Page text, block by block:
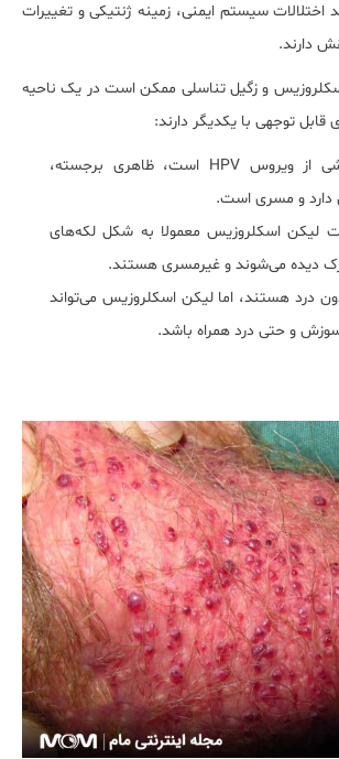
اختلالات سیستم ایمنی، زمینه ژنتیکی و تغییرات
دارند.
و زگیل تناسلی ممکن است در یک ناحیه
توجهی با یکدیگر دارند:
زگیل تناسلی ناشی از ویروس HPV است، ظاهری برجسته،
دارد و مسری است.
لیکن اسکلروزیس معمولا به شکل لکه‌های
دیده می‌شوند و غیرمسری هستند.
درد هستند، اما لیکن اسکلروزیس می‌تواند
و حتی درد همراه باشد.